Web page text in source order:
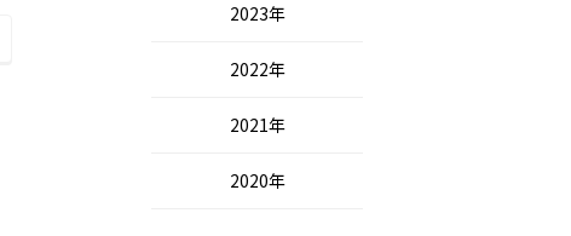
2023年
2022年
2021年
2020年